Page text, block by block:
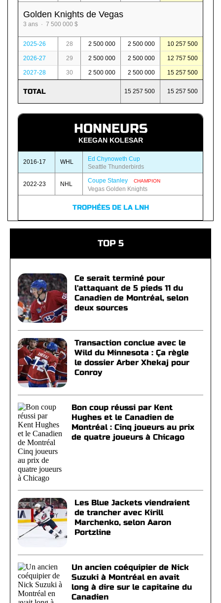
Golden Knights de Vegas
3 ans · 7 500 000 $
2025-26 28 2 500 000 2 500 000 10 257 500
2026-27 29 2 500 000 2 500 000 12 757 500
2027-28 30 2 500 000 2 500 000 15 257 500
TOTAL 15 257 500 15 257 500
HONNEURS
KEEGAN KOLESAR
2016-17 WHL
Ed Chynoweth Cup
Seattle Thunderbirds
2022-23 NHL Coupe Stanley CHAMPION
Vegas Golden Knights
TROPHÉES DE LA LNH
TOP 5
Ce serait terminé pour
l'attaquant de 5 pieds 11 du
Canadien de Montréal, selon
deux sources
Transaction conclue avec le
Wild du Minnesota : Ça règle
le dossier Arber Xhekaj pour
Conroy
Bon coup réussi par Kent
Hughes et le Canadien de
Montréal : Cinq joueurs au prix
de quatre joueurs à Chicago
Les Blue Jackets viendraient
de trancher avec Kirill
Marchenko, selon Aaron
Portzline
Un ancien coéquipier de Nick
Suzuki à Montréal en avait
long à dire sur le capitaine du
Canadien